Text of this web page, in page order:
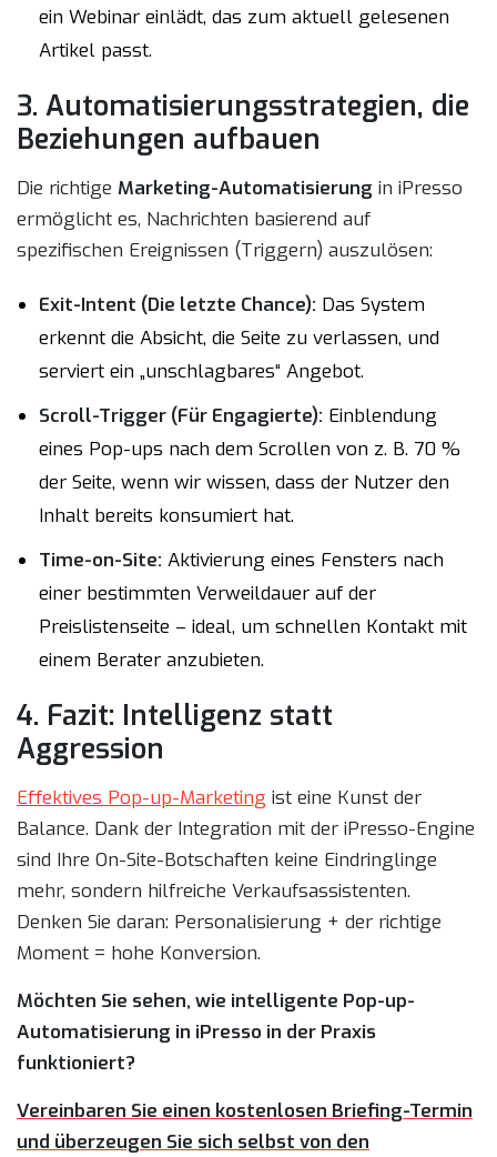
ein Webinar einlädt, das zum aktuell gelesenen
Artikel passt.
3. Automatisierungsstrategien, die
Beziehungen aufbauen
Die richtige Marketing-Automatisierung in iPresso
ermöglicht es, Nachrichten basierend auf
spezifischen Ereignissen (Triggern) auszulösen:
Exit-Intent (Die letzte Chance): Das System
erkennt die Absicht, die Seite zu verlassen, und
serviert ein „unschlagbares“ Angebot.
Scroll-Trigger (Für Engagierte): Einblendung
eines Pop-ups nach dem Scrollen von z. B. 70 %
der Seite, wenn wir wissen, dass der Nutzer den
Inhalt bereits konsumiert hat.
Time-on-Site: Aktivierung eines Fensters nach
einer bestimmten Verweildauer auf der
Preislistenseite – ideal, um schnellen Kontakt mit
einem Berater anzubieten.
4. Fazit: Intelligenz statt
Aggression
Effektives Pop-up-Marketing ist eine Kunst der
Balance. Dank der Integration mit der iPresso-Engine
sind Ihre On-Site-Botschaften keine Eindringlinge
mehr, sondern hilfreiche Verkaufsassistenten.
Denken Sie daran: Personalisierung + der richtige
Moment = hohe Konversion.
Möchten Sie sehen, wie intelligente Pop-up-
Automatisierung in iPresso in der Praxis
funktioniert?
Vereinbaren Sie einen kostenlosen Briefing-Termin
und überzeugen Sie sich selbst von den